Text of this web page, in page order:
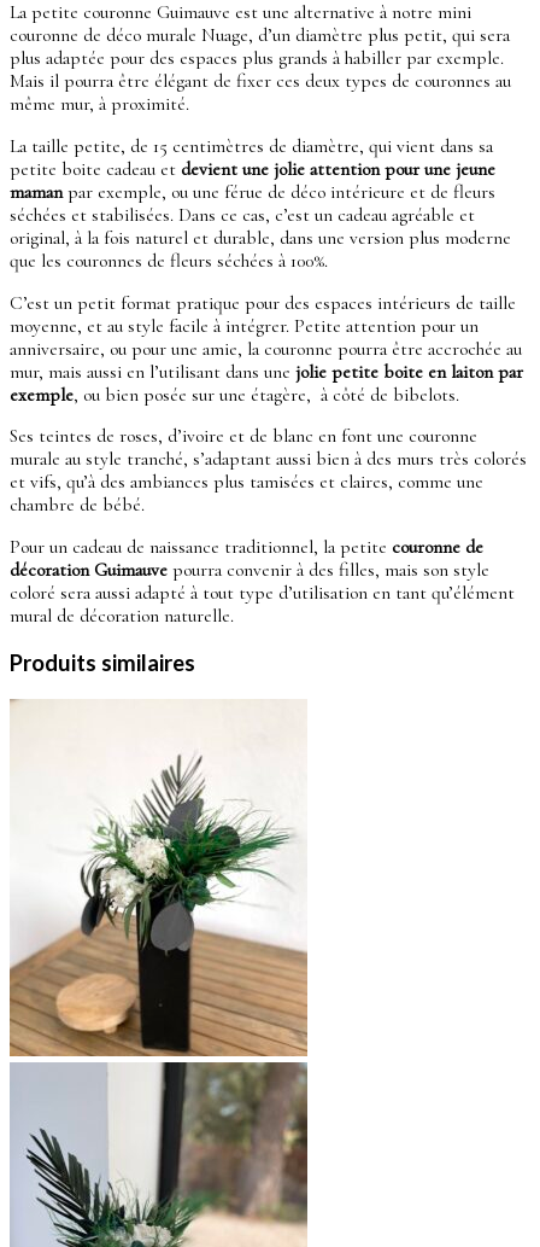
La petite couronne Guimauve est une alternative à notre mini
couronne de déco murale Nuage, d’un diamètre plus petit, qui sera
plus adaptée pour des espaces plus grands à habiller par exemple.
Mais il pourra être élégant de fixer ces deux types de couronnes au
même mur, à proximité.
La taille petite, de 15 centimètres de diamètre, qui vient dans sa
petite boite cadeau et devient une jolie attention pour une jeune
mamanpar exemple, ou une férue de déco intérieure et de fleurs
séchées et stabilisées. Dans ce cas, c’est un cadeau agréable et
original, à la fois naturel et durable, dans une version plus moderne
que les couronnes de fleurs séchées à 100%.
C’est un petit format pratique pour des espaces intérieurs de taille
moyenne, et au style facile à intégrer. Petite attention pour un
anniversaire, ou pour une amie, la couronne pourra être accrochée au
mur, mais aussi en l’utilisant dans une jolie petite boite en laiton par
exemple, ou bien posée sur une étagère, à côté de bibelots.
Ses teintes de roses, d’ivoire et de blanc en font une couronne
murale au style tranché, s’adaptant aussi bien à des murs très colorés
et vifs, qu’à des ambiances plus tamisées et claires, comme une
chambre de bébé.
Pour un cadeau de naissance traditionnel, la petite couronne de
décoration Guimauve pourra convenir à des filles, mais son style
coloré sera aussi adapté à tout type d’utilisation en tant qu’élément
mural de décoration naturelle.
Produits similaires